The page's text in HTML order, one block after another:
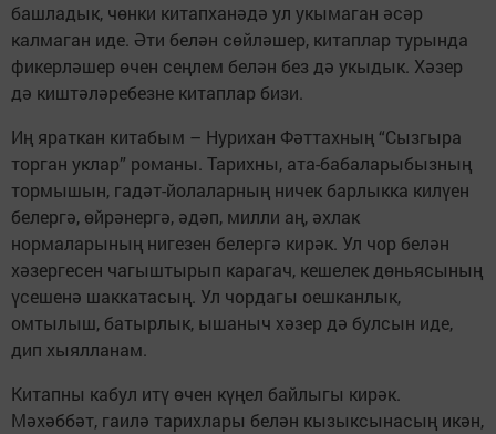
башладык, чөнки китапханәдә ул укымаган әсәр
калмаган иде. Әти белән сөйләшер, китаплар турында
фикерләшер өчен сеңлем белән без дә укыдык. Хәзер
дә киштәләребезне китаплар бизи.
Иң яраткан китабым – Нурихан Фәттахның “Сызгыра
торган уклар” романы. Тарихны, ата-бабаларыбызның
тормышын, гадәт-йолаларның ничек барлыкка килүен
белергә, өйрәнергә, әдәп, милли аң, әхлак
нормаларының нигезен белергә кирәк. Ул чор белән
хәзергесен чагыштырып карагач, кешелек дөньясының
үсешенә шаккатасың. Ул чордагы оешканлык,
омтылыш, батырлык, ышаныч хәзер дә булсын иде,
дип хыялланам.
Китапны кабул итү өчен күңел байлыгы кирәк.
Мәхәббәт, гаилә тарихлары белән кызыксынасың икән,